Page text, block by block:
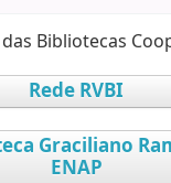
Bibliotecas
Rede RVBI
Graciliano
ENAP